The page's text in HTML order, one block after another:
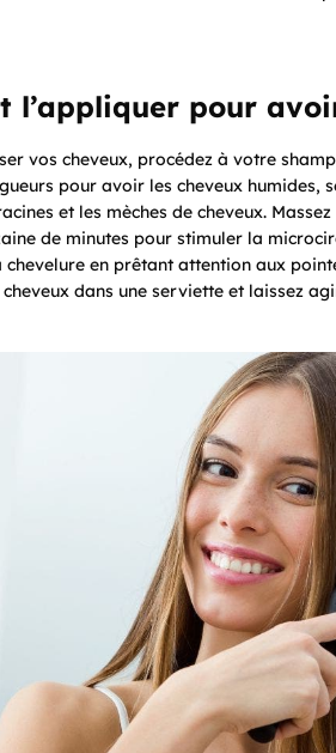
l’appliquer pour
vos cheveux, procédez à votre
pour avoir les cheveux
et les mèches de cheveux.
de minutes pour stimuler la
chevelure en prêtant attention aux
dans une serviette et laissez